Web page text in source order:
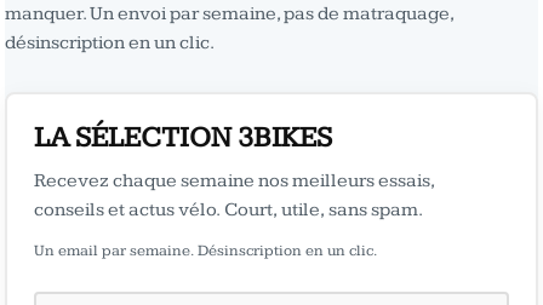
manquer. Un envoi par semaine, pas de matraquage,
désinscription en un clic.
LA SÉLECTION 3BIKES
Recevez chaque semaine nos meilleurs essais,
conseils et actus vélo. Court, utile, sans spam.
Un email par semaine. Désinscription en un clic.